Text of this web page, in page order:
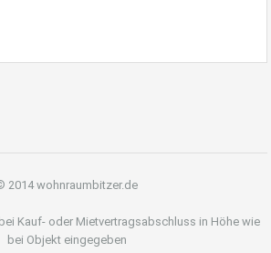
2014 wohnraumbitzer.de
Kauf- oder Mietvertragsabschluss in Höhe wie
bei Objekt eingegeben